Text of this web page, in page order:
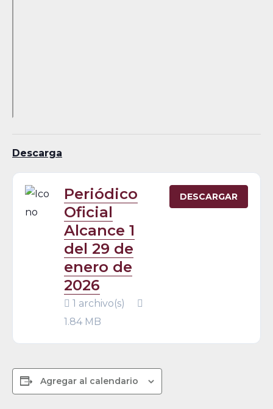
Descarga
Periódico
Oficial
Alcance 1
del 29 de
enero de
2026
1 archivo(s)
1.84 MB
DESCARGAR
Agregar al calendario